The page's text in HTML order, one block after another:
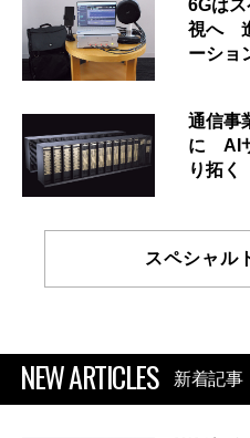
6Gは
視へ
ーショ
通信事
に AI
り拓く
スペシャル
NEW ARTICLES 新着記事